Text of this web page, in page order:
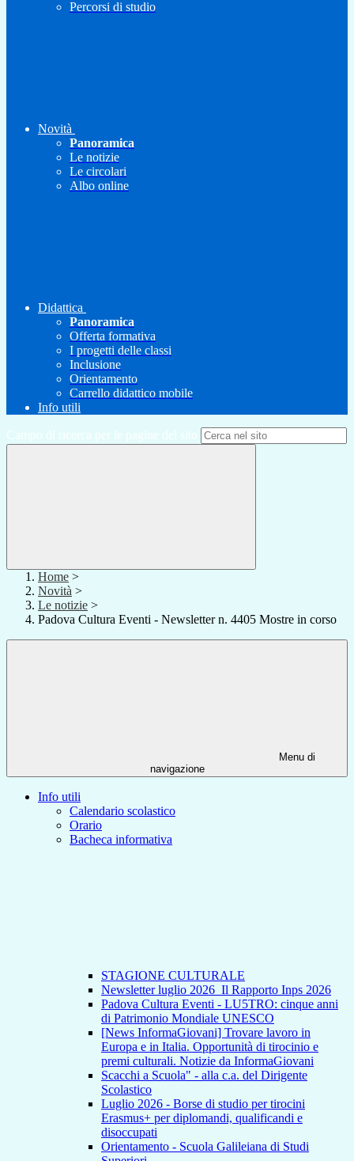
Percorsi di studio
Novità
Panoramica
Le notizie
Le circolari
Albo online
Didattica
Panoramica
Offerta formativa
I progetti delle classi
Inclusione
Orientamento
Carrello didattico mobile
Info utili
Campo di ricerca per le pagine del sito
Home >
Novità >
Le notizie >
Padova Cultura Eventi - Newsletter n. 4405 Mostre in corso
Menu di
navigazione
Info utili
Calendario scolastico
Orario
Bacheca informativa
STAGIONE CULTURALE
Newsletter luglio 2026_Il Rapporto Inps 2026
Padova Cultura Eventi - LU5TRO: cinque anni
di Patrimonio Mondiale UNESCO
[News InformaGiovani] Trovare lavoro in
Europa e in Italia. Opportunità di tirocinio e
premi culturali. Notizie da InformaGiovani
Scacchi a Scuola" - alla c.a. del Dirigente
Scolastico
Luglio 2026 - Borse di studio per tirocini
Erasmus+ per diplomandi, qualificandi e
disoccupati
Orientamento - Scuola Galileiana di Studi